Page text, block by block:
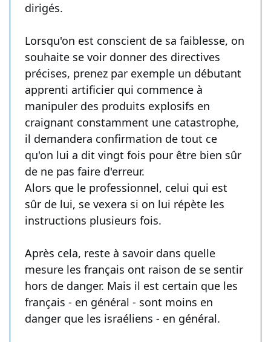
dirigés.
Lorsqu'on est conscient de sa faiblesse, on
souhaite se voir donner des directives
précises, prenez par exemple un débutant
apprenti artificier qui commence à
manipuler des produits explosifs en
craignant constamment une catastrophe,
il demandera confirmation de tout ce
qu'on lui a dit vingt fois pour être bien sûr
de ne pas faire d'erreur.
Alors que le professionnel, celui qui est
sûr de lui, se vexera si on lui répète les
instructions plusieurs fois.
Après cela, reste à savoir dans quelle
mesure les français ont raison de se sentir
hors de danger. Mais il est certain que les
français - en général - sont moins en
danger que les israéliens - en général.